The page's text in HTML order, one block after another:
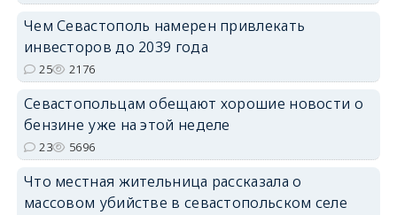
Чем Севастополь намерен привлекать
инвесторов до 2039 года
25 2176
Севастопольцам обещают хорошие новости о
бензине уже на этой неделе
23 5696
Что местная жительница рассказала о
массовом убийстве в севастопольском селе